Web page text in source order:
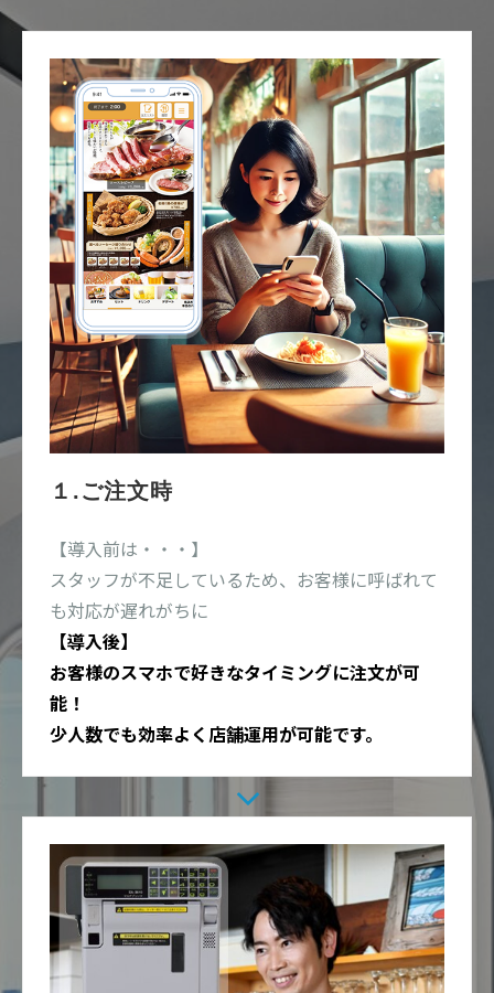
１.ご注文時
【導入前は・・・】
スタッフが不足しているため、お客様に呼ばれて
も対応が遅れがちに
【導入後】
お客様のスマホで好きなタイミングに注文が可
能！
少人数でも効率よく店舗運用が可能です。